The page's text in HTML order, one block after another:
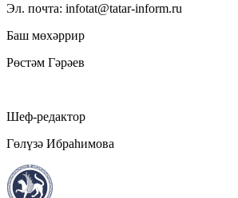
Эл. почта: infotat@tatar-inform.ru
Баш мөхәррир
Рөстәм Гәрәев
Шеф-редактор
Гөлүзә Ибраһимова